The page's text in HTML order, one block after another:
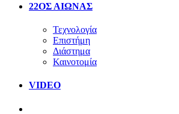
22ΟΣ ΑΙΩΝΑΣ
Τεχνολογία
Επιστήμη
Διάστημα
Καινοτομία
VIDEO